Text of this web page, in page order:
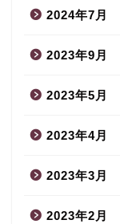
2024年7月
2023年9月
2023年5月
2023年4月
2023年3月
2023年2月